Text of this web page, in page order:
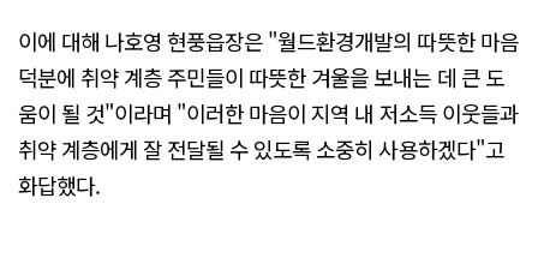
이에 대해 나호영 현풍읍장은 "월드환경개발의 따뜻한 마음
덕분에 취약 계층 주민들이 따뜻한 겨울을 보내는 데 큰 도
움이 될 것"이라며 "이러한 마음이 지역 내 저소득 이웃들과
취약 계층에게 잘 전달될 수 있도록 소중히 사용하겠다"고
화답했다.